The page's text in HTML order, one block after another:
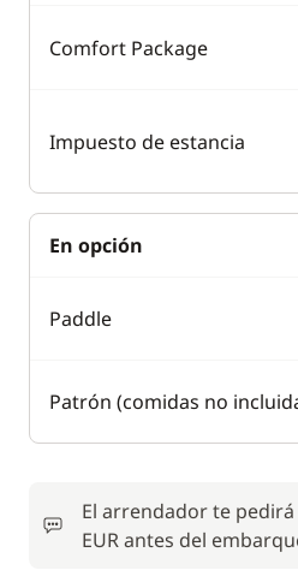
Comfort Package
Impuesto de estancia
En opción
Paddle
Patrón (comidas no
El arrendador te
EUR antes del